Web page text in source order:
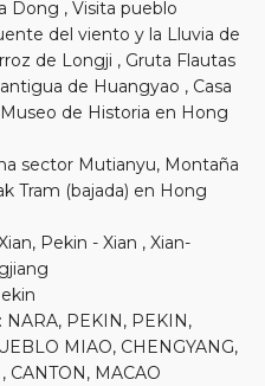
Dong , Visita pueblo
del viento y la Lluvia de
de Longji , Gruta Flautas
de Huangyao , Casa
de Historia en Hong
sector Mutianyu, Montaña
Tram (bajada) en Hong
Pekin - Xian , Xian-
PEKIN, PEKIN,
MIAO, CHENGYANG,
CANTON, MACAO